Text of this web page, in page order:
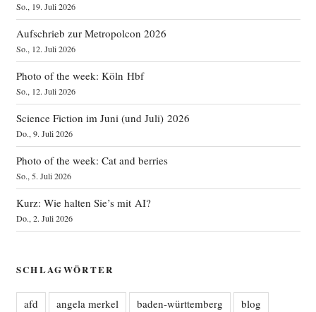
So., 19. Juli 2026
Aufschrieb zur Metropolcon 2026
So., 12. Juli 2026
Photo of the week: Köln Hbf
So., 12. Juli 2026
Science Fiction im Juni (und Juli) 2026
Do., 9. Juli 2026
Photo of the week: Cat and berries
So., 5. Juli 2026
Kurz: Wie halten Sie’s mit AI?
Do., 2. Juli 2026
SCHLAGWÖRTER
afd angela merkel baden-württemberg
blog